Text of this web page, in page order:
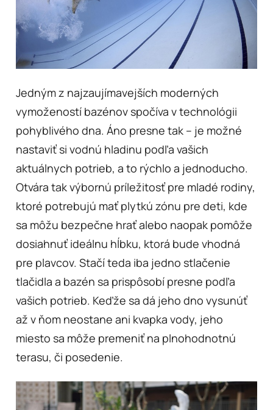
Jedným z najzaujímavejších moderných
vymožeností bazénov spočíva v technológii
pohyblivého dna. Áno presne tak – je možné
nastaviť si vodnú hladinu podľa vašich
aktuálnych potrieb, a to rýchlo a jednoducho.
Otvára tak výbornú príležitosť pre mladé rodiny,
ktoré potrebujú mať plytkú zónu pre deti, kde
sa môžu bezpečne hrať alebo naopak pomôže
dosiahnuť ideálnu hĺbku, ktorá bude vhodná
pre plavcov. Stačí teda iba jedno stlačenie
tlačidla a bazén sa prispôsobí presne podľa
vašich potrieb. Keďže sa dá jeho dno vysunúť
až v ňom neostane ani kvapka vody, jeho
miesto sa môže premeniť na plnohodnotnú
terasu, či posedenie.